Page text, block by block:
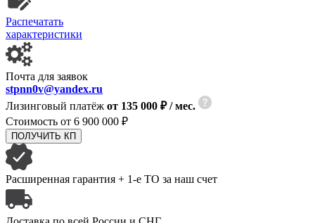
Распечатать
характеристики
Почта для заявок
stpnn0v@yandex.ru
Лизинговый платёж от 135 000 ₽ / мес.
Стоимость от 6 900 000 ₽
ПОЛУЧИТЬ КП
Расширенная гарантия + 1-е ТО за наш счет